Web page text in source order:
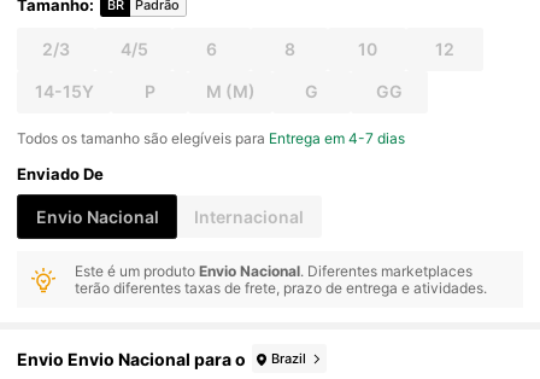
Tamanho: BR Padrão
2/3 4/5 6 8 10 12
14-15Y P M (M) G GG
Todos os tamanho são elegíveis para Entrega em 4-7 dias
Enviado De
Envio Nacional Internacional
Este é um produtoEnvio Nacional. Diferentes marketplaces
terão diferentes taxas de frete, prazo de entrega e atividades.
Envio Envio Nacional para o Brazil